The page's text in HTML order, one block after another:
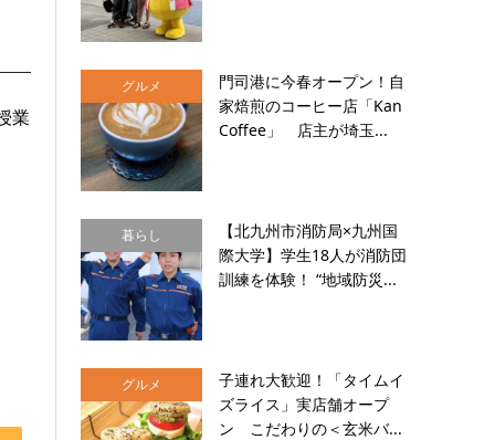
業
グルメ
門司港に今春オープン！自
家焙煎のコーヒー店「Kan
Coffee」 店主が埼玉...
暮らし
【北九州市消防局×九州国
際大学】学生18人が消防団
訓練を体験！ “地域防災...
グルメ
子連れ大歓迎！「タイムイ
ズライス」実店舗オープ
ン こだわりの＜玄米バ...